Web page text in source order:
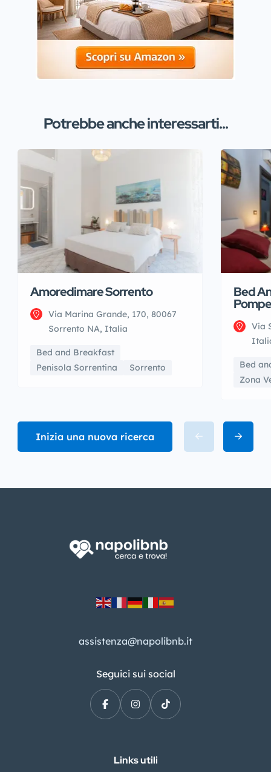
Potrebbe anche interessarti...
Amoredimare Sorrento
Via Marina Grande, 170, 80067
Sorrento NA, Italia
Bed and Breakfast
Penisola Sorrentina
Sorrento
Bed
Via
Bed
Zona
Inizia una nuova ricerca
assistenza@napolibnb.it
Seguici sui social
Links utili